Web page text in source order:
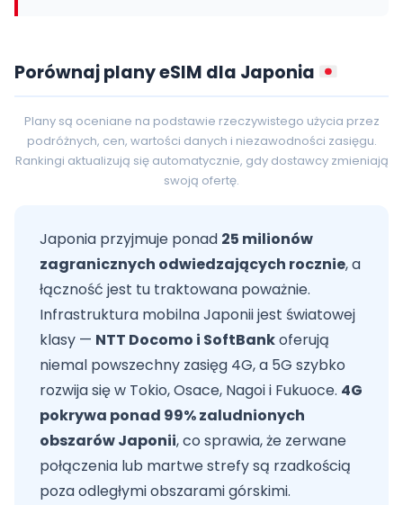
Porównaj plany eSIM dla Japonia
Plany są oceniane na podstawie rzeczywistego użycia przez
podróżnych, cen, wartości danych i niezawodności zasięgu.
Rankingi aktualizują się automatycznie, gdy dostawcy zmieniają
swoją ofertę.
Japonia przyjmuje ponad 25 milionów
zagranicznych odwiedzających rocznie, a
łączność jest tu traktowana poważnie.
Infrastruktura mobilna Japonii jest światowej
klasy — NTT Docomo i SoftBankoferują
niemal powszechny zasięg 4G, a 5G szybko
rozwija się w Tokio, Osace, Nagoi i Fukuoce. 4G
pokrywa ponad 99% zaludnionych
obszarów Japonii, co sprawia, że zerwane
połączenia lub martwe strefy są rzadkością
poza odległymi obszarami górskimi.